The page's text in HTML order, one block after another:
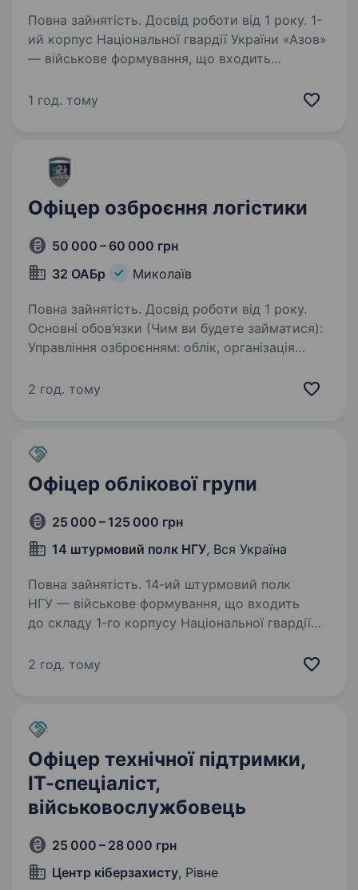
Повна зайнятість. Досвід роботи від 1 року. 1-
ий корпус Національної гвардії України «Азов»
— військове формування, що входить
вмотивованих фахівців, які готові бути
1 год. тому
Офіцер озброєння логістики
50 000 – 60 000 грн
32 ОАБр
Миколаїв
Повна зайнятість. Досвід роботи від 1 року.
Основні обов’язки (Чим ви будете займатися):
Управління озброєнням: облік, організація
зброї та техніки за напрямком діяльності.
2 год. тому
Офіцер облікової групи
25 000 – 125 000 грн
14 штурмовий полк НГУ, Вся Україна
Повна зайнятість. 14-ий штурмовий полк
НГУ — військове формування, що входить
до складу 1-го корпусу Національної гвардії
став Інтернаціональний батальйон бригади
2 год. тому
Офіцер технічної підтримки,
ІТ-спеціаліст,
військовослужбовець
25 000 – 28 000 грн
Центр кіберзахисту, Рівне